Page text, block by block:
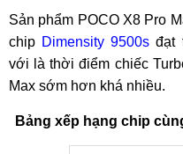
Sản phẩm POCO X8 Pro
chip Dimensity 9500s đạt
với là thời điểm chiếc
Max sớm hơn khá nhiều.
Bảng xếp hạng chip